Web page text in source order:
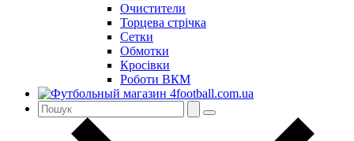
Очистители
Торцева стрічка
Сетки
Обмотки
Кросівки
Роботи ВКМ